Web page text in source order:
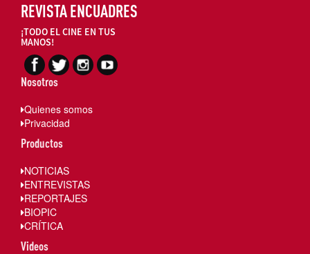
REVISTA ENCUADRES
¡TODO EL CINE EN TUS
MANOS!
Nosotros
Quienes somos
Privacidad
Productos
NOTICIAS
ENTREVISTAS
REPORTAJES
BIOPIC
CRÍTICA
Videos